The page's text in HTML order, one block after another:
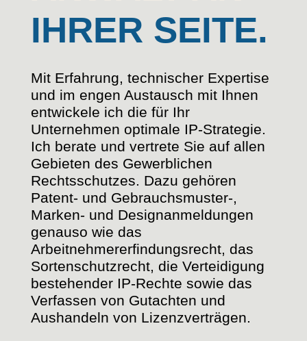
IHRER SEITE.
Mit Erfahrung, technischer Expertise
und im engen Austausch mit Ihnen
entwickele ich die für Ihr
Unternehmen optimale IP-Strategie.
Ich berate und vertrete Sie auf allen
Gebieten des Gewerblichen
Rechtsschutzes. Dazu gehören
Patent- und Gebrauchsmuster-,
Marken- und Designanmeldungen
genauso wie das
Arbeitnehmererfindungsrecht, das
Sortenschutzrecht, die Verteidigung
bestehender IP-Rechte sowie das
Verfassen von Gutachten und
Aushandeln von Lizenzverträgen.